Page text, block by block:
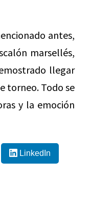
antes,
marsellés,
llegar
torneo. Todo se
y la emoción
LinkedIn